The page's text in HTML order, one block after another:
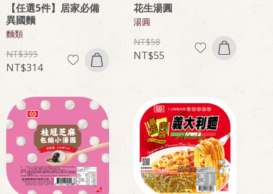
【任選5件】居家必備
異國麵
麵類
395
314
花生湯圓
湯圓
58
55